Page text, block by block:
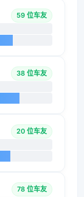
59 位车友
38 位车友
20 位车友
78 位车友